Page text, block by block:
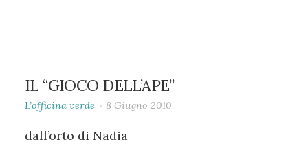
IL “GIOCO DELL’APE”
L’officina verde 8 Giugno 2010
dall’orto di Nadia